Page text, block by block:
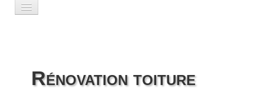
Nos Réalisations▼
Rénovation toiture